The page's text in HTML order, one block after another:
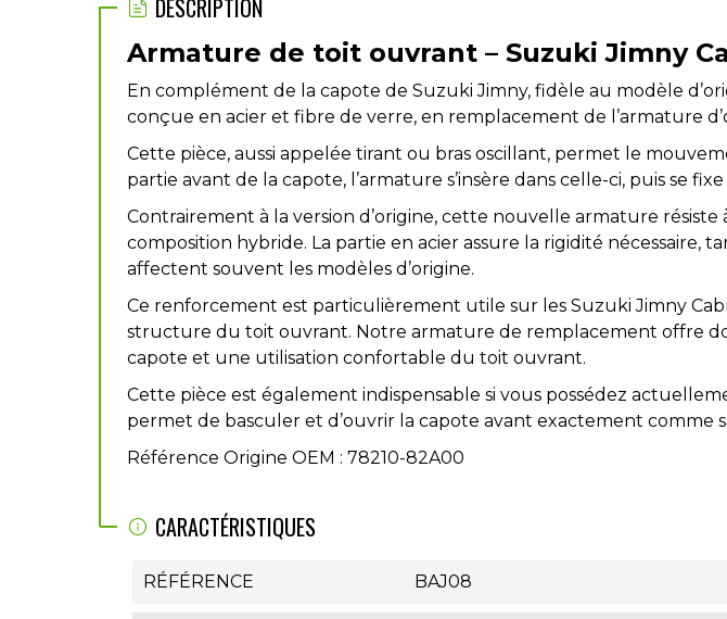
DESCRIPTION
Armature de toit ouvrant – Suzuki Jimny
En complément de la capote de Suzuki Jimny, fidèle au modèle
conçue en acier et fibre de verre, en remplacement de l’armature
Cette pièce, aussi appelée tirant ou bras oscillant, permet le
partie avant de la capote, l’armature s’insère dans celle-ci, puis se fixe
Contrairement à la version d’origine, cette nouvelle armature résiste
composition hybride. La partie en acier assure la rigidité nécessaire,
affectent souvent les modèles d’origine.
Ce renforcement est particulièrement utile sur les Suzuki Jimny
structure du toit ouvrant. Notre armature de remplacement offre
capote et une utilisation confortable du toit ouvrant.
Cette pièce est également indispensable si vous possédez
permet de basculer et d’ouvrir la capote avant exactement comme
Référence Origine OEM : 78210-82A00
CARACTÉRISTIQUES
RÉFÉRENCE BAJ08